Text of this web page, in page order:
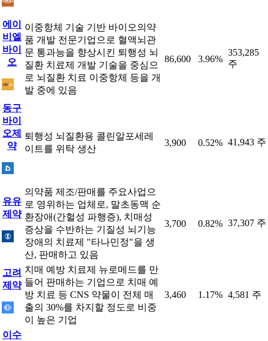
에이
비엘
바이
오
이중항체 기술 기반 바이오의약
품 개발 전문기업으로 혈액뇌관
문 통과능을 향상시킨 퇴행성 뇌
질환 치료제 개발 기술을 중심으
로 뇌질환 치료 이중항체 등을 개
발 중에 있음
86,600 3.96%
353,285
주
동구
바이
오제
약
퇴행성 뇌질환용 콜린알포세레
이트를 위탁 생산
3,900 0.52% 41,943 주
유유
제약
의약품 제조/판매를 주요사업으
로 영위하는 업체로, 말초동맥 순
환장애(간헐성 파행증), 치매성
증상을 수반하는 기질성 뇌기능
장애의 치료제 "타나민정"을 생
산, 판매하고 있음
3,700 0.82% 37,307 주
고려
제약
치매 예방 치료제 뉴로메드를 만
들어 판매하는 기업으로 치매 예
방 치료 등 CNS 약물이 전체 매
출의 30%를 차지할 정도로 비중
이 높은 기업
3,460 1.17% 4,581 주
이수